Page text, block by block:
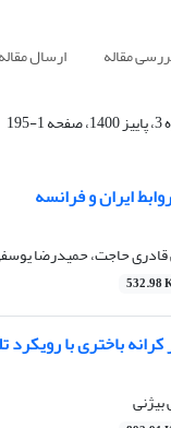
مقاله ارسال مقاله
ایران و فرانسه
حاجت، حمیدرضا
532.98
با رویکرد تله